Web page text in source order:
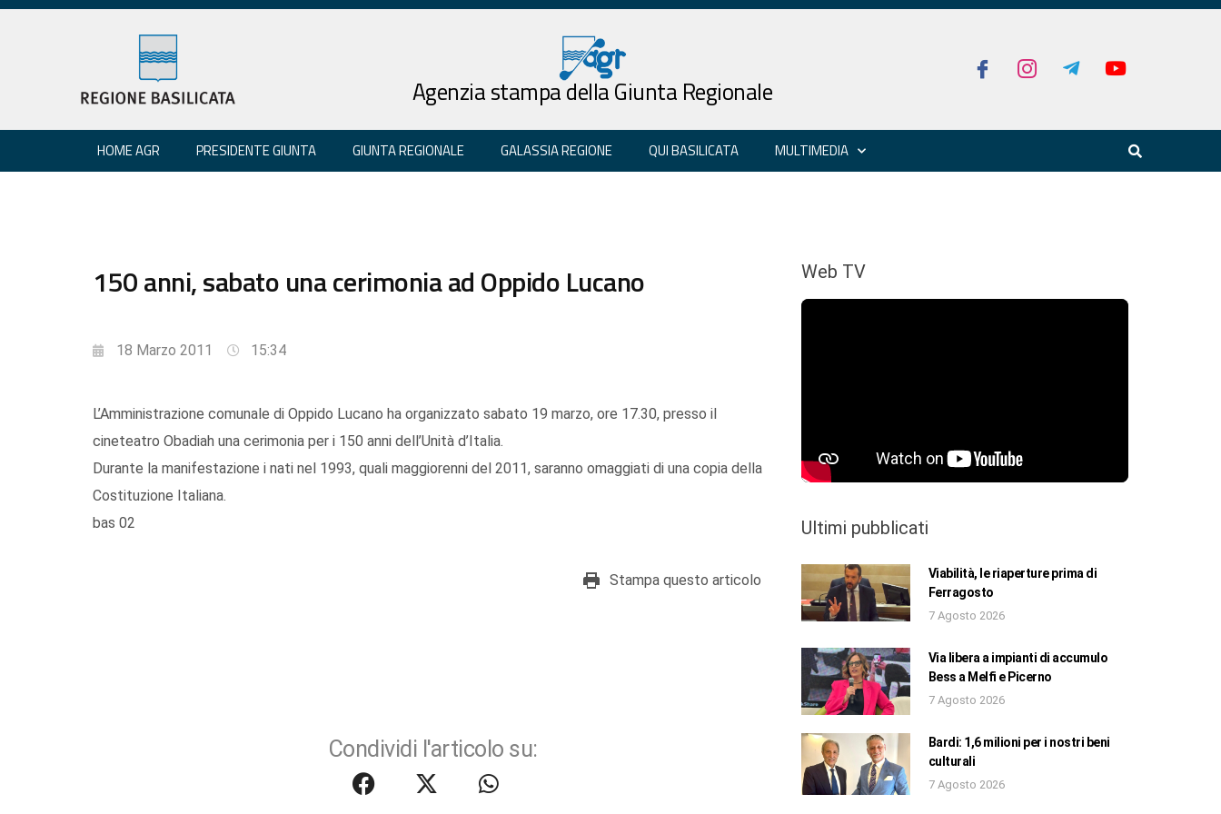
Agenzia stampa della Giunta Regionale
HOME AGR PRESIDENTE GIUNTA GIUNTA REGIONALE GALASSIA REGIONE QUI BASILICATA MULTIMEDIA
150 anni, sabato una cerimonia ad Oppido Lucano
18 Marzo 2011 15:34
L’Amministrazione comunale di Oppido Lucano ha organizzato sabato 19 marzo, ore 17.30, presso il
cineteatro Obadiah una cerimonia per i 150 anni dell’Unità d’Italia.
Durante la manifestazione i nati nel 1993, quali maggiorenni del 2011, saranno omaggiati di una copia della
Costituzione Italiana.
bas 02
Stampa questo articolo
Condividi l'articolo su:
Web TV
Ultimi pubblicati
Viabilità, le riaperture prima di
Ferragosto
7 Agosto 2026
Via libera a impianti di accumulo
Bess a Melfi e Picerno
7 Agosto 2026
Bardi: 1,6 milioni per i nostri beni
culturali
7 Agosto 2026